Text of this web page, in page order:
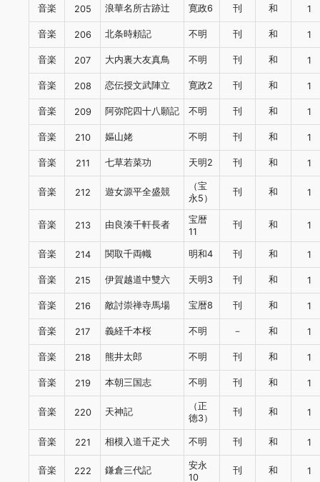
音楽 205 浪華名所古跡辻 寛政6 刊 和 1
音楽 206 北条時頼記 不明 刊 和 1
音楽 207 大内裏大友真鳥 不明 刊 和 1
音楽 208 恋伝授文武陣立 寛政2 刊 和 1
音楽 209 阿弥陀四十八願記 不明 刊 和 1
音楽 210 嫗山姥 不明 刊 和 1
音楽 211 七草若菜功 天明2 刊 和 1
音楽 212 遊女源平全盛競
（宝
永5）
刊 和 1
音楽 213 由良湊千軒長者
宝暦
11
刊 和 1
音楽 214 関取千両幟 明和4 刊 和 1
音楽 215 伊賀越道中雙六 天明3 刊 和 1
音楽 216 敵討崇禅寺馬場 宝暦8 刊 和 1
音楽 217 義経千本桜 不明 － 和 1
音楽 218 熊井太郎 不明 刊 和 1
音楽 219 本朝三国志 不明 刊 和 1
音楽 220 天神記
（正
徳3）
刊 和 1
音楽 221 相模入道千疋犬 不明 刊 和 1
音楽 222 鎌倉三代記
安永
10
刊 和 1